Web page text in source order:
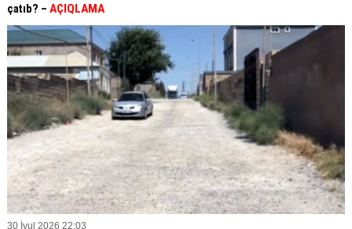
çatıb? – AÇIQLAMA
30 İyul 2026 22:03